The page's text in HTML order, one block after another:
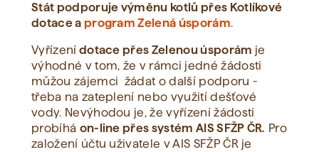
Stát podporuje výměnu kotlů přes Kotlíkové
dotace a program Zelená úsporám.
Vyřízení dotace přes Zelenou úsporám je
výhodné v tom, že v rámci jedné žádosti
můžou zájemci žádat o další podporu -
třeba na zateplení nebo využití dešťové
vody. Nevýhodou je, že vyřízení žádosti
probíhá on-line přes systém AIS SFŽP ČR. Pro
založení účtu uživatele v AIS SFŽP ČR je